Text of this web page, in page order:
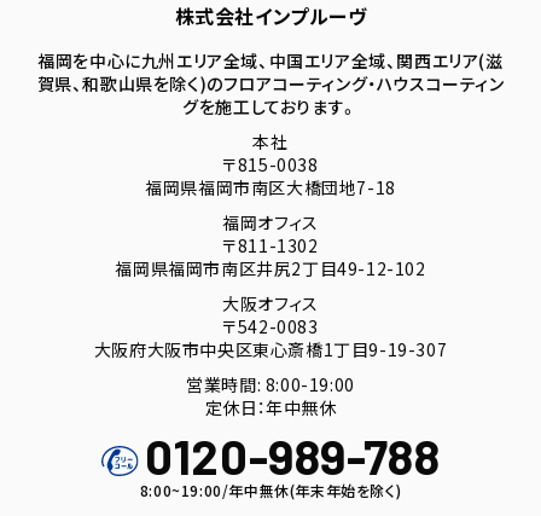
株式会社インプルーヴ
福岡を中心に九州エリア全域、中国エリア全域、関西エリア(滋
賀県、和歌山県を除く)のフロアコーティング・ハウスコーティン
グを施工しております。
本社
〒815-0038
福岡県福岡市南区大橋団地7-18
福岡オフィス
〒811-1302
福岡県福岡市南区井尻2丁目49-12-102
大阪オフィス
〒542-0083
大阪府大阪市中央区東心斎橋1丁目9-19-307
営業時間: 8:00-19:00
定休日：年中無休
0120-989-788
8:00~19:00/年中無休(年末年始を除く)